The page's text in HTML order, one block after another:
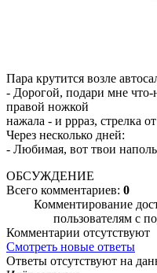
Пара крутится возле
- Дорогой, подари мне что-
правой ножкой
нажала - и ррраз, стрелка
Через несколько дней:
- Любимая, вот твои
ОБСУЖДЕНИЕ
Всего комментариев: 0
Комментирование
пользователям с
Комментарии отсутствуют
Смотреть новые ответы
Ответы отсутствуют на